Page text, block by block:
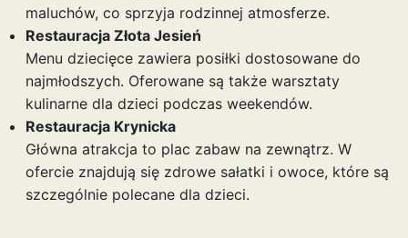
maluchów, co sprzyja rodzinnej atmosferze.
Restauracja Złota Jesień
Menu dziecięce zawiera posiłki dostosowane do
najmłodszych. Oferowane są także warsztaty
kulinarne dla dzieci podczas weekendów.
Restauracja Krynicka
Główna atrakcja to plac zabaw na zewnątrz. W
ofercie znajdują się zdrowe sałatki i owoce, które są
szczególnie polecane dla dzieci.